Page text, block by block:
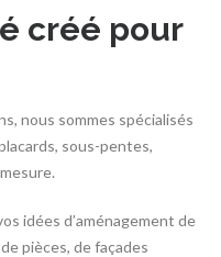
créé pour
nous sommes spécialisés
sous-pentes,
idées d’aménagement de
pièces, de façades